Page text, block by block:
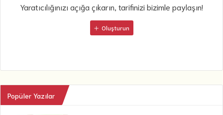
Yaratıcılığınızı açığa çıkarın, tarifinizi bizimle paylaşın!
Oluşturun
Popüler Yazılar